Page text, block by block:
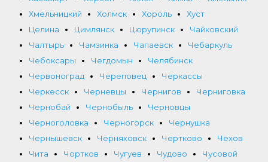
Хмельницкий
Холмск Хороль
Хуст
Целина
Цимлянск Цюрупинск
Чайковский
Чалтырь
Чамзинка Чапаевск
Чебаркуль
Чебоксары
Чегдомын
Челябинск
Червоноград
Череповец
Черкассы
Черкесск
Черневцы Чернигов
Черниговка
Чернобай
Чернобыль
Черновцы
Черноголовка
Черногорск
Чернушка
Чернышевск
Черняховск Чертково
Чехов
Чита
Чортков Чугуев Чудово
Чусовой